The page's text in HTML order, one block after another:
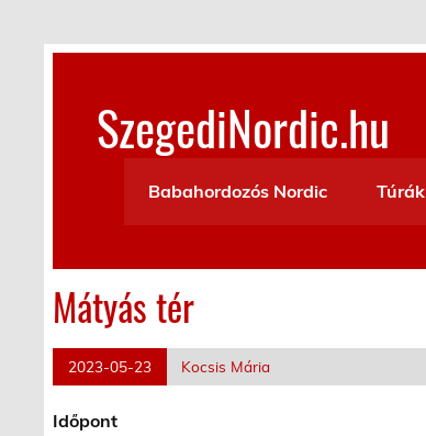
content
SzegediNordic.hu
Babahordozós Nordic
Túrák
Mátyás tér
2023-05-23 Kocsis Mária
Időpont